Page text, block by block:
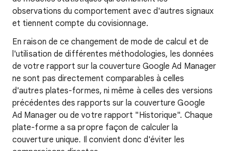
observations du comportement avec d'autres signaux
et tiennent compte du covisionnage.
En raison de ce changement de mode de calcul et de
l'utilisation de différentes méthodologies, les données
de votre rapport sur la couverture Google Ad Manager
ne sont pas directement comparables à celles
d'autres plates-formes, ni même à celles des versions
précédentes des rapports sur la couverture Google
Ad Manager ou de votre rapport "Historique". Chaque
plate-forme a sa propre façon de calculer la
couverture unique. Il convient donc d'éviter les